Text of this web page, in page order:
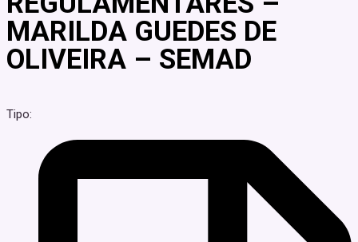
MARILDA GUEDES DE
OLIVEIRA – SEMAD
Tipo: